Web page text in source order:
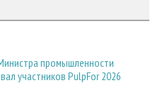
промышленности
участников PulpFor 2026